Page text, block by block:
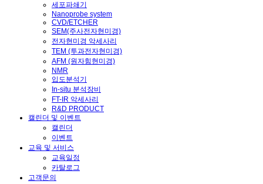
세포파쇄기
Nanoprobe system
CVD/ETCHER
SEM(주사전자현미경)
전자현미경 악세사리
TEM (투과전자현미경)
AFM (원자힘현미경)
NMR
입도분석기
In-situ 분석장비
FT-IR 악세사리
R&D PRODUCT
캘린더 및 이벤트
캘린더
이벤트
교육 및 서비스
교육일정
카탈로그
고객문의